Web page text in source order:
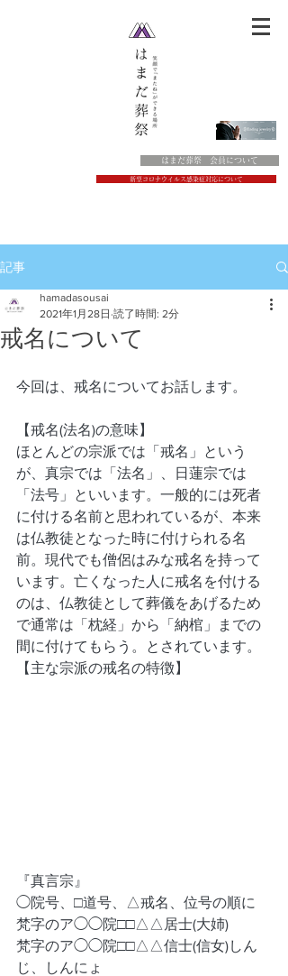
はまだ葬祭 会員について
新型コロナウイルス感染症対応について
記事
戒名について
hamadasousai
2021年1月28日 読了時間: 2分
今回は、戒名についてお話します。
【戒名(法名)の意味】
ほとんどの宗派では「戒名」という
が、真宗では「法名」、日蓮宗では
「法号」といいます。一般的には死者
に付ける名前と思われているが、本来
は仏教徒となった時に付けられる名
前。現代でも僧侶はみな戒名を持って
います。亡くなった人に戒名を付ける
のは、仏教徒として葬儀をあげるため
で通常は「枕経」から「納棺」までの
間に付けてもらう。とされています。
【主な宗派の戒名の特徴】
『真言宗』
◯院号、□道号、△戒名、位号の順に
梵字のア◯◯院□□△△居士(大姉)
梵字のア◯◯院□□△△信士(信女)しん
じ、しんにょ